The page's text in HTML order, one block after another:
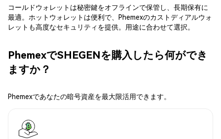
コールドウォレットは秘密鍵をオフラインで保管し、長期保有に
最適。ホットウォレットは便利で、Phemexのカストディアルウォ
レットも高度なセキュリティを提供。用途に合わせて選択。
PhemexでSHEGENを購入したら何ができ
ますか？
Phemexであなたの暗号資産を最大限活用できます。